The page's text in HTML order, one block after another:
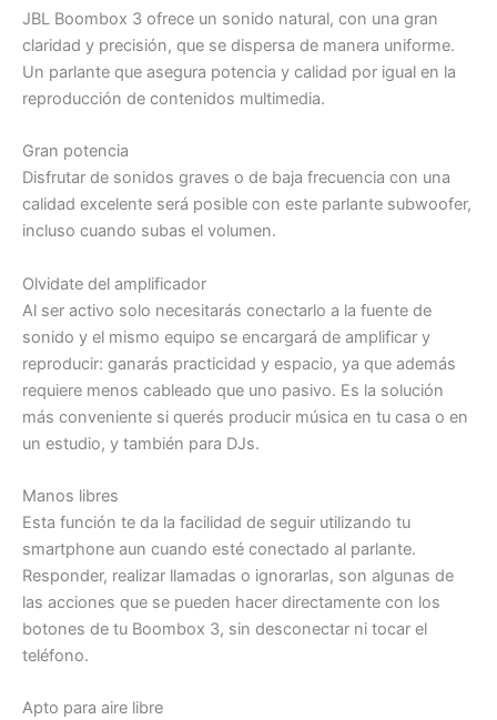
JBL Boombox 3 ofrece un sonido natural, con una gran
claridad y precisión, que se dispersa de manera uniforme.
Un parlante que asegura potencia y calidad por igual en la
reproducción de contenidos multimedia.
Gran potencia
Disfrutar de sonidos graves o de baja frecuencia con una
calidad excelente será posible con este parlante subwoofer,
incluso cuando subas el volumen.
Olvidate del amplificador
Al ser activo solo necesitarás conectarlo a la fuente de
sonido y el mismo equipo se encargará de amplificar y
reproducir: ganarás practicidad y espacio, ya que además
requiere menos cableado que uno pasivo. Es la solución
más conveniente si querés producir música en tu casa o en
un estudio, y también para DJs.
Manos libres
Esta función te da la facilidad de seguir utilizando tu
smartphone aun cuando esté conectado al parlante.
Responder, realizar llamadas o ignorarlas, son algunas de
las acciones que se pueden hacer directamente con los
botones de tu Boombox 3, sin desconectar ni tocar el
teléfono.
Apto para aire libre